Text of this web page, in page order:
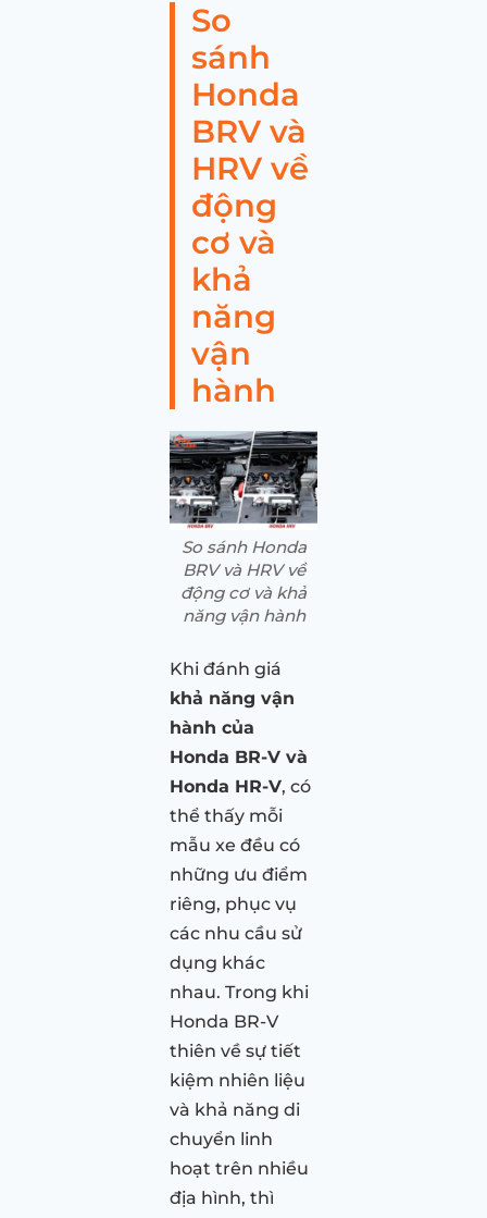
So
sánh
Honda
BRV và
HRV về
động
cơ và
khả
năng
vận
hành
So sánh Honda
BRV và HRV về
động cơ và khả
năng vận hành
Khi đánh giá
khả năng vận
hành của
Honda BR-V và
Honda HR-V, có
thể thấy mỗi
mẫu xe đều có
những ưu điểm
riêng, phục vụ
các nhu cầu sử
dụng khác
nhau. Trong khi
Honda BR-V
thiên về sự tiết
kiệm nhiên liệu
và khả năng di
chuyển linh
hoạt trên nhiều
địa hình, thì